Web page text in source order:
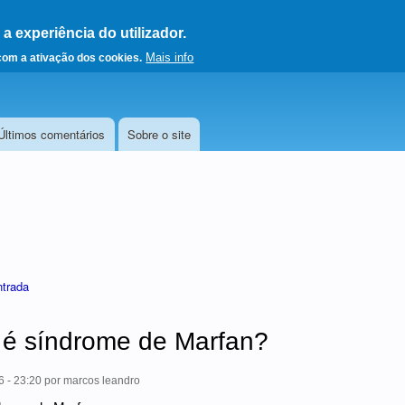
experiência do utilizador.
a ativação dos cookies. Mais info
página principal
comentários Sobre o site
síndrome de Marfan?
- 23:20por marcos leandro